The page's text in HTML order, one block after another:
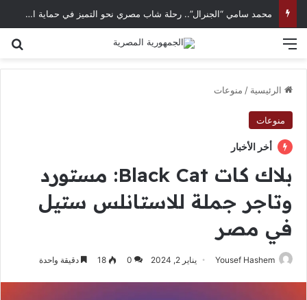
محمد سامي “الجنرال”.. رحلة شاب مصري نحو التميز في حماية الحسابات الرقمية
الرئيسية / منوعات
منوعات
أخر الأخبار
بلاك كات Black Cat: مستورد
وتاجر جملة للاستانلس ستيل
في مصر
Yousef Hashem يناير 2, 2024 0
18 دقيقة واحدة